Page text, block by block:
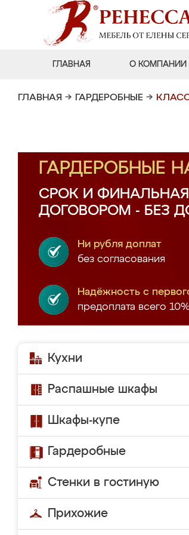
ГЛАВНАЯ О КОМПАНИИ
ГЛАВНАЯ → ГАРДЕРОБНЫЕ →
ГАРДЕРОБНЫЕ
СРОК И ФИНАЛЬНАЯ
ДОГОВОРОМ - БЕЗ
Ни рубля доплат
без согласования
Надёжность с
предоплата всего
Кухни
Распашные шкафы
Шкафы-купе
Гардеробные
Стенки в гостиную
Прихожие